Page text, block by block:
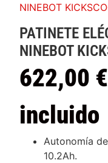
NINEBOT
PATINETE
NINEBOT
622,00 €
incluido
Autonomía
10.2Ah.